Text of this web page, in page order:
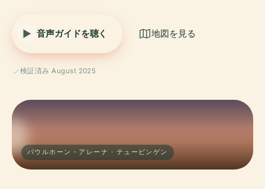
音声ガイドを聴く 地図を見る
検証済み August 2025
パウルホーン・アレーナ · テュービンゲン